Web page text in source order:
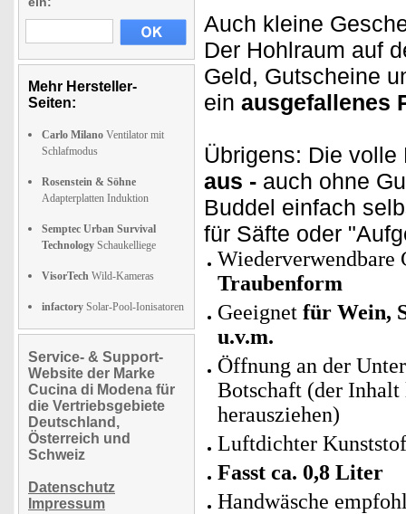
Mehr Hersteller-
Seiten:
Carlo Milano Ventilator mit
Schlafmodus
Rosenstein & Söhne
Adapterplatten Induktion
Semptec Urban Survival
Technology Schaukelliege
VisorTech Wild-Kameras
infactory Solar-Pool-Ionisatoren
Service- & Support-
Website der Marke
Cucina di Modena für
die Vertriebsgebiete
Deutschland,
Österreich und
Schweiz
Datenschutz
Impressum
Auch kleine
Der Hohlraum auf
Geld, Gutscheine
ein ausgefallenes
Übrigens: Die volle
aus - auch ohne
Buddel einfach
für Säfte oder
Wiederverwendbare
Traubenform
Geeignet für Wein,
u.v.m.
Öffnung an der
Botschaft (der
herausziehen)
Luftdichter
Fasst ca. 0,8 Liter
Handwäsche